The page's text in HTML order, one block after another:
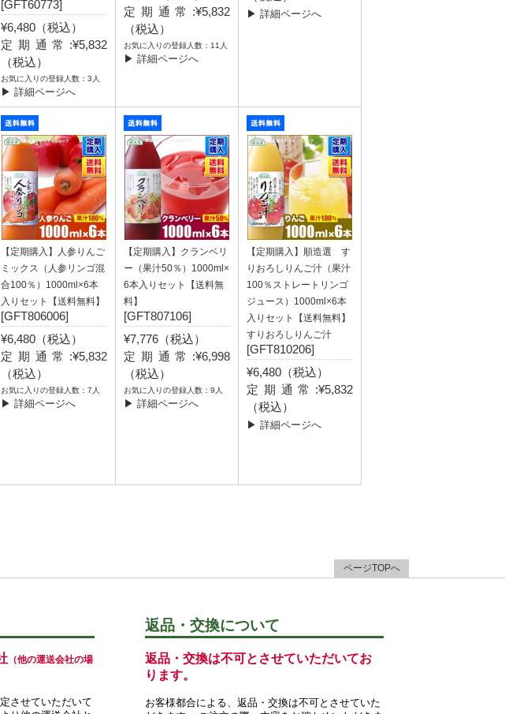
[GFT60773]
¥6,480（税込）
定期通常:¥5,832
（税込）
お気に入りの登録人数：3人
▶ 詳細ページへ
定期通常:¥5,832
（税込）
お気に入りの登録人数：11人
▶ 詳細ページへ
▶ 詳細ページへ
【定期購入】人参りんご
ミックス（人参リンゴ混
合100％）1000ml×6本
入りセット【送料無料】
[GFT806006]
¥6,480（税込）
定期通常:¥5,832
（税込）
お気に入りの登録人数：7人
▶ 詳細ページへ
【定期購入】クランベリ
ー（果汁50％）1000ml×
6本入りセット【送料無
料】
[GFT807106]
¥7,776（税込）
定期通常:¥6,998
（税込）
お気に入りの登録人数：9人
▶ 詳細ページへ
【定期購入】順造選 す
りおろしりんご汁（果汁
100％ストレートリンゴ
ジュース）1000ml×6本
入りセット【送料無料】
すりおろしりんご汁
[GFT810206]
¥6,480（税込）
定期通常:¥5,832
（税込）
▶ 詳細ページへ
ページTOPへ